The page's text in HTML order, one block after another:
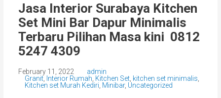
Jasa Interior Surabaya Kitchen
Set Mini Bar Dapur Minimalis
Terbaru Pilihan Masa kini 0812
5247 4309
February 11, 2022
admin
Granit
Interior Rumah Kitchen Set kitchen set minimalis
Kitchen set Murah Kediri Minibar, Uncategorized